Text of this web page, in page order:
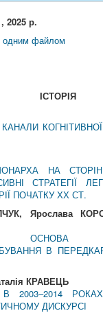
2025 р.
одним файлом
IСТОРIЯ
НА
СТРАТЕГІЇ
ПОЧАТКУ ХХ СТ.
Ярослава
ОСНОВА
В
КРАВЕЦЬ
2003–2014
ДИСКУРСІ